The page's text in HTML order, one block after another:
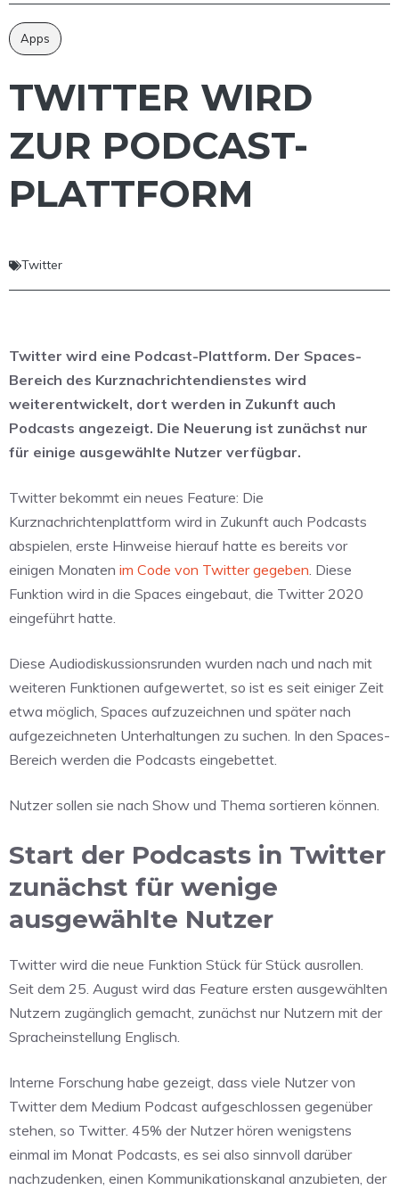
Apps
TWITTER WIRD
ZUR PODCAST-
PLATTFORM
Twitter
Twitter wird eine Podcast-Plattform. Der Spaces-
Bereich des Kurznachrichtendienstes wird
weiterentwickelt, dort werden in Zukunft auch
Podcasts angezeigt. Die Neuerung ist zunächst nur
für einige ausgewählte Nutzer verfügbar.
Twitter bekommt ein neues Feature: Die
Kurznachrichtenplattform wird in Zukunft auch Podcasts
abspielen, erste Hinweise hierauf hatte es bereits vor
einigen Monaten im Code von Twitter gegeben. Diese
Funktion wird in die Spaces eingebaut, die Twitter 2020
eingeführt hatte.
Diese Audiodiskussionsrunden wurden nach und nach mit
weiteren Funktionen aufgewertet, so ist es seit einiger Zeit
etwa möglich, Spaces aufzuzeichnen und später nach
aufgezeichneten Unterhaltungen zu suchen. In den Spaces-
Bereich werden die Podcasts eingebettet.
Nutzer sollen sie nach Show und Thema sortieren können.
Start der Podcasts in Twitter
zunächst für wenige
ausgewählte Nutzer
Twitter wird die neue Funktion Stück für Stück ausrollen.
Seit dem 25. August wird das Feature ersten ausgewählten
Nutzern zugänglich gemacht, zunächst nur Nutzern mit der
Spracheinstellung Englisch.
Interne Forschung habe gezeigt, dass viele Nutzer von
Twitter dem Medium Podcast aufgeschlossen gegenüber
stehen, so Twitter. 45% der Nutzer hören wenigstens
einmal im Monat Podcasts, es sei also sinnvoll darüber
nachzudenken, einen Kommunikationskanal anzubieten, der